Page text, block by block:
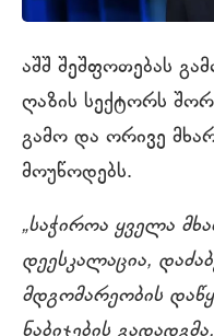
აშშ შეშფოთებას
ღაზის სექტორს
გამო და ორივე
მოუწოდებს.
„საჭიროა ყველა
დეესკალაცია,
მდგომარეობის